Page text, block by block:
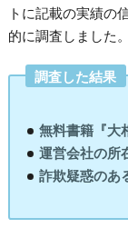
トに記載の実績の
的に調査しました。
調査した結果
無料書籍『大
運営会社の所
詐欺疑惑のあ